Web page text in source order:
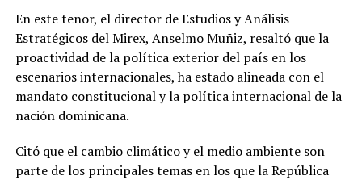
En este tenor, el director de Estudios y Análisis
Estratégicos del Mirex, Anselmo Muñiz, resaltó que la
proactividad de la política exterior del país en los
escenarios internacionales, ha estado alineada con el
mandato constitucional y la política internacional de la
nación dominicana.
Citó que el cambio climático y el medio ambiente son
parte de los principales temas en los que la República